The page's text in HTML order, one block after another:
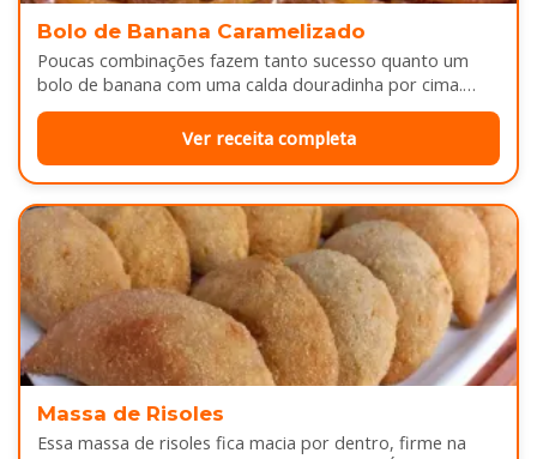
Bolo de Banana Caramelizado
Poucas combinações fazem tanto sucesso quanto um
bolo de banana com uma calda douradinha por cima.
Enquanto assa, aquele cheirinho…
Ver receita completa
Massa de Risoles
Essa massa de risoles fica macia por dentro, firme na